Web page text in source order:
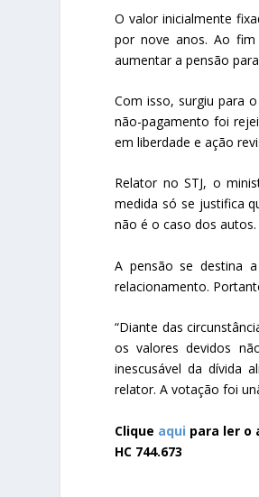
O valor inicialmente
por nove anos. Ao
aumentar a pensão
Com isso, surgiu para
não-pagamento foi
em liberdade e ação
Relator no STJ, o
medida só se justifica
não é o caso dos autos.
A pensão se destina
relacionamento.
“Diante das
os valores devidos
inescusável da dívida
relator. A votação foi
Clique aqui para ler o
HC 744.673